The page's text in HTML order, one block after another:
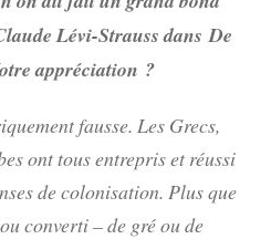
Lévi-Strauss dansDe
appréciation ?
fausse. Les Grecs,
ont tous entrepris et réussi
de colonisation. Plus que
converti – de gré ou de